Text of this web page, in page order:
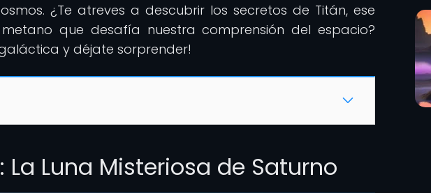
¿Te atreves a descubrir los secretos de Titán, ese
que desafía nuestra comprensión del espacio?
y déjate sorprender!
Luna Misteriosa de Saturno